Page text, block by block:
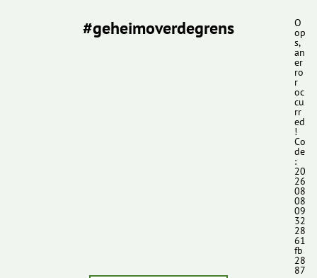
#geheimoverdegrens O
op
s,
an
er
ro
r
oc
cu
rr
ed
!
Co
de
:
20
26
08
08
09
32
28
61
fb
28
87